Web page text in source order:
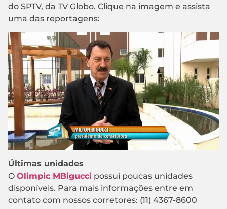
do SPTV, da TV Globo. Clique na imagem e assista
uma das reportagens:
Últimas unidades
O Olimpic MBigucci possui poucas unidades
disponíveis. Para mais informações entre em
contato com nossos corretores: (11) 4367-8600